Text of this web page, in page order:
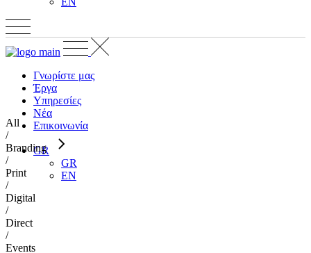
Γνωρίστε μας
Έργα
Υπηρεσίες
Νέα
Επικοινωνία
GR
GR
EN
All
/
Branding
/
Print
/
Digital
/
Direct
/
Events